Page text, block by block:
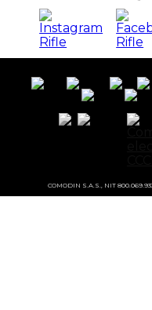
COMODIN S.A.S., NIT